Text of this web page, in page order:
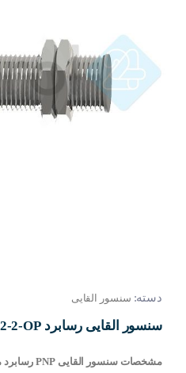
دسته: سنسور القایی
سنسور القایی رسابرد RASABOARD ISR12-2-OP
مشخصات سنسور القایی PNP رسابرد مدل ISR12-2-OP :